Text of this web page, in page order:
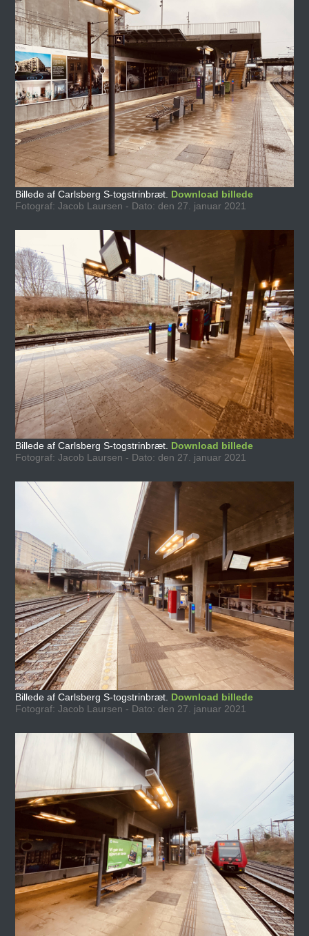
Billede af Carlsberg S-togstrinbræt. Download billede
Fotograf: Jacob Laursen - Dato: den 27. januar 2021
Billede af Carlsberg S-togstrinbræt. Download billede
Fotograf: Jacob Laursen - Dato: den 27. januar 2021
Billede af Carlsberg S-togstrinbræt. Download billede
Fotograf: Jacob Laursen - Dato: den 27. januar 2021